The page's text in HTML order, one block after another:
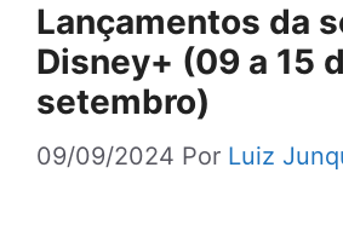
Lançamentos da
Disney+ (09 a 15
setembro)
09/09/2024 Por Luiz